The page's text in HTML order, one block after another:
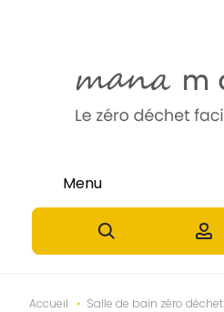
Menu
Accueil • Salle de bain zéro déchet